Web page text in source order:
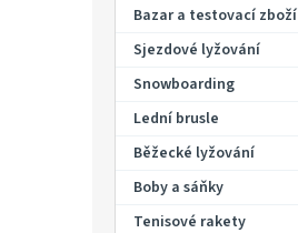
Bazar a testovací zboží
Sjezdové lyžování
Snowboarding
Lední brusle
Běžecké lyžování
Boby a sáňky
Tenisové rakety